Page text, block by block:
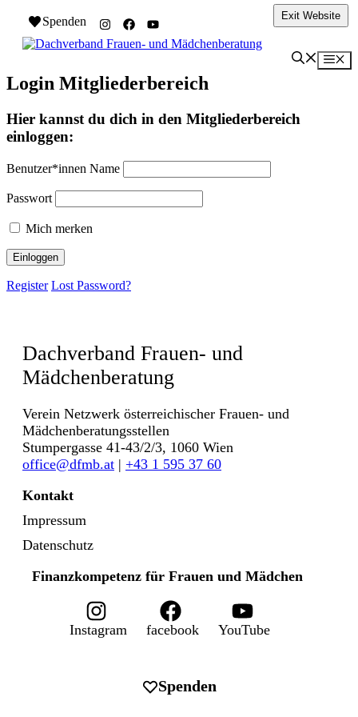
Exit Website
Inhalt
springen
Spenden
Login Mitgliederbereich
Hier kannst du dich in den Mitgliederbereich
einloggen:
Benutzer*innen Name
Passwort
Mich merken
Register Lost Password?
Dachverband Frauen- und
Mädchenberatung
Verein Netzwerk österreichischer Frauen- und
Mädchenberatungsstellen
Stumpergasse 41-43/2/3, 1060 Wien
office@dfmb.at | +43 1 595 37 60
Kontakt
Impressum
Datenschutz
Finanzkompetenz für Frauen und Mädchen
Instagram facebook YouTube
Spenden